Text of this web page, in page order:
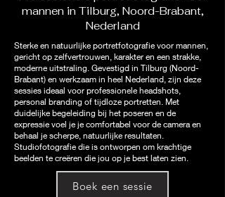
mannen in Tilburg, Noord-Brabant,
Nederland
Sterke en natuurlijke portretfotografie voor mannen,
gericht op zelfvertrouwen, karakter en een strakke,
moderne uitstraling. Gevestigd in Tilburg (Noord-
Brabant) en werkzaam in heel Nederland, zijn deze
sessies ideaal voor professionele headshots,
personal branding of tijdloze portretten. Met
duidelijke begeleiding bij het poseren en de
expressie voel je je comfortabel voor de camera en
behaal je scherpe, natuurlijke resultaten.
Studiofotografie die is ontworpen om krachtige
beelden te creëren die jou op je best laten zien.
Boek een sessie